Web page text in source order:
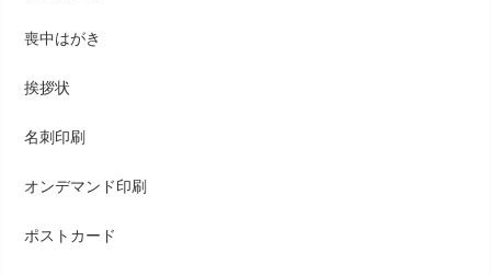
喪中はがき
挨拶状
名刺印刷
オンデマンド印刷
ポストカード